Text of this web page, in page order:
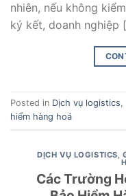
nhiên, nếu không
ký kết, doanh nghiệp
Posted in Dịch vụ logistics,
hiểm hàng hoá
DỊCH VỤ LOGISTICS,
Các Trường